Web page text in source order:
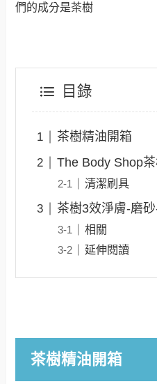
們的成分是茶樹
目錄
茶樹精油開箱
The Body Shop
清潔刷具
茶樹3效淨膚-磨
相關
延伸閱讀
茶樹精油開箱